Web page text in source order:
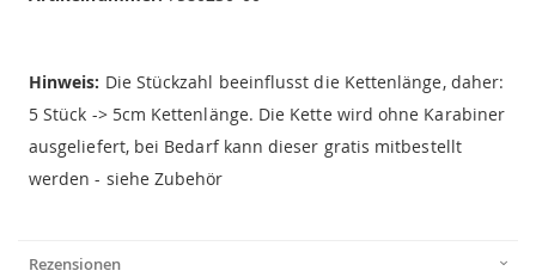
Hinweis: Die Stückzahl beeinflusst die Kettenlänge, daher:
5 Stück -> 5cm Kettenlänge. Die Kette wird ohne Karabiner
ausgeliefert, bei Bedarf kann dieser gratis mitbestellt
werden - siehe Zubehör
Rezensionen